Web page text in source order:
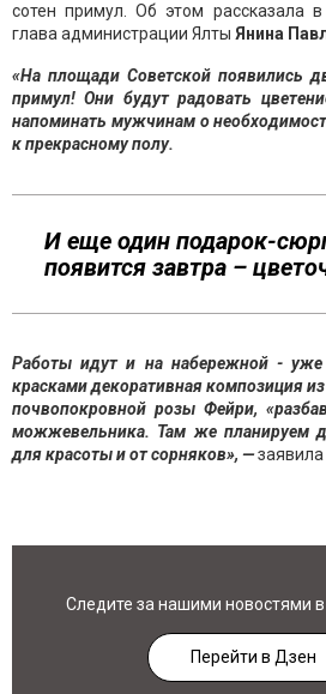
сотен примул. Об этом рассказала
глава администрации Ялты Янина
«На площади Советской появились
примул! Они будут радовать
напоминать мужчинам о
к прекрасному полу.
И еще один подарок-
появится завтра –
Работы идут и на набережной - уже
красками декоративная композиция
почвопокровной розы Фейри,
можжевельника. Там же планируем
для красоты и от сорняков», —заявила
Следите за нашими новостями
Перейти в Дзен